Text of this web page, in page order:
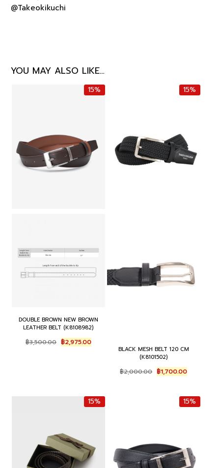
@Takeokikuchi
YOU MAY ALSO LIKE…
15%
DOUBLE BROWN NEW BROWN
LEATHER BELT (K8108982)
฿3,500.00 Original
price
฿2,975.00Current
price
฿2,975.00.
15%
BLACK MESH BELT 120 CM
(K8101502)
฿2,000.00 Original
price
฿2,000.00.
฿1,700.00Current
price
฿1,700.00.
15% 15%